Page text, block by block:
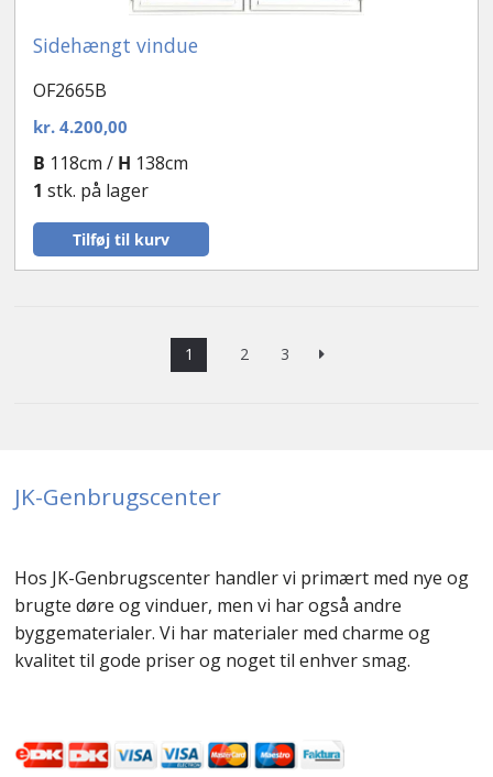
Sidehængt vindue
OF2665B
kr.4.200,00
Tilføj til kurv
B 118cm / H 138cm
1 stk. på lager
1 2 3
JK-Genbrugscenter
Hos JK-Genbrugscenter handler vi primært med nye og
brugte døre og vinduer, men vi har også andre
byggematerialer. Vi har materialer med charme og
kvalitet til gode priser og noget til enhver smag.